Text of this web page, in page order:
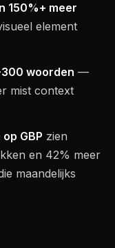
150%+ meer
element
woorden —
mist context
GBP zien
en 42% meer
maandelijks